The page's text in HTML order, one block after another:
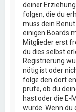
deiner
folgen, die du
muss dein
einigen Boards
Mitglieder erst
du dies selbst
Registrierung
nötig ist oder
folge den dort
prüfe, ob du
hast oder die E-
wurde. Wenn du